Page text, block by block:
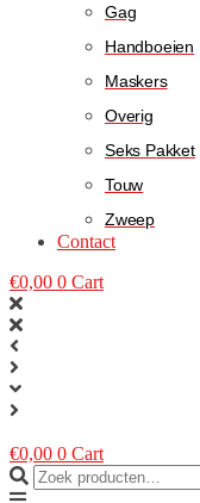
Gag
Handboeien
Maskers
Overig
Seks Pakket
Touw
Zweep
Contact
€0,00 0 Cart
€0,00 0 Cart